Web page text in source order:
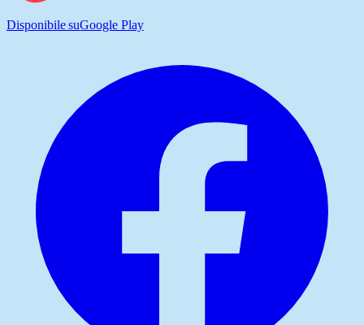
Disponibile suGoogle Play